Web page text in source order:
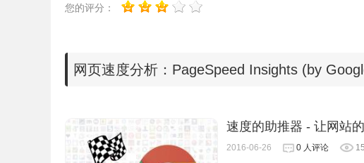
您的评分：
网页速度分析：PageSpeed Insights (by
速度的助推器 - 让网站
2016-06-26 0 人评论